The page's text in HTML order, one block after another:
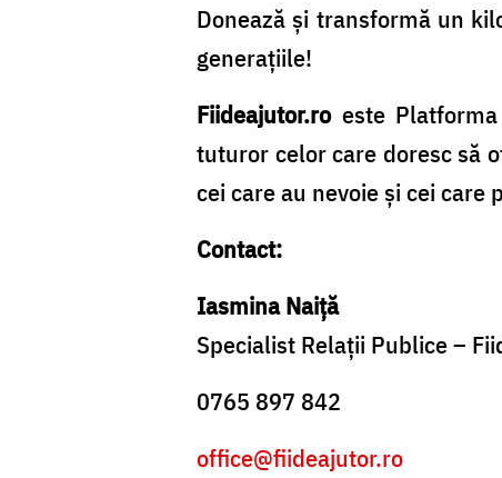
Donează și transformă un
generațiile!
Fiideajutor.roeste Platforma
tuturor celor care doresc să
cei care au nevoie și cei care
Contact:
Iasmina Naiță
Specialist Relații Publice –
0765 897 842
office@fiideajutor.ro